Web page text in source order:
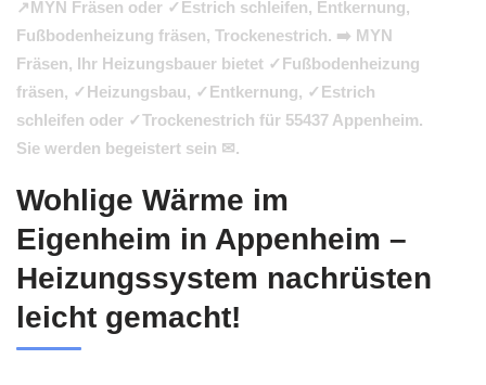
↗️MYN Fräsen oder ✓Estrich schleifen, Entkernung,
Fußbodenheizung fräsen, Trockenestrich. ➡️ MYN
Fräsen, Ihr Heizungsbauer bietet ✓Fußbodenheizung
fräsen, ✓Heizungsbau, ✓Entkernung, ✓Estrich
schleifen oder ✓Trockenestrich für 55437 Appenheim.
Sie werden begeistert sein ✉.
Wohlige Wärme im
Eigenheim in Appenheim –
Heizungssystem nachrüsten
leicht gemacht!